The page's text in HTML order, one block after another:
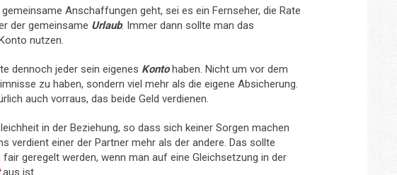
Anschaffungen geht, sei es ein Fernseher, die Rate
der gemeinsame Urlaub. Immer dann sollte man das
nutzen.
dennoch jeder sein eigenes Kontohaben. Nicht um vor dem
zu haben, sondern viel mehr als die eigene Absicherung.
auch vorraus, das beide Geld verdienen.
in der Beziehung, so dass sich keiner Sorgen machen
verdient einer der Partner mehr als der andere. Das sollte
fair geregelt werden, wenn man auf eine Gleichsetzung in der
aus ist.